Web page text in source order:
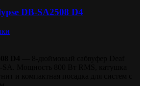
DB-SA2508 D4